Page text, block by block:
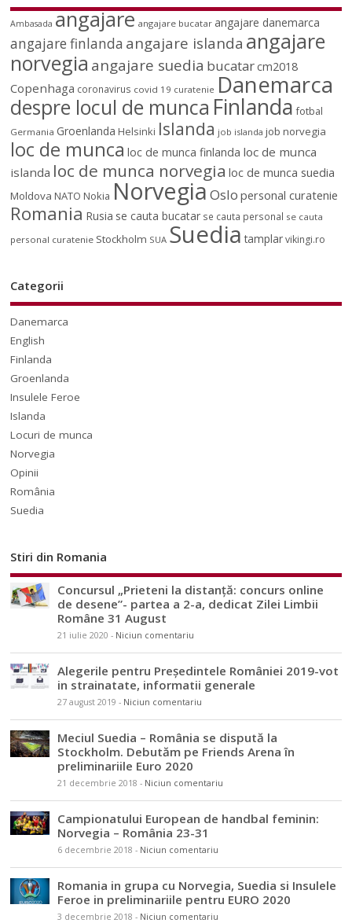
Ambasada angajare angajare bucatar angajare danemarca
angajare finlanda angajare islanda angajare
norvegia angajare suedia bucatarcm2018
Copenhaga coronavirus covid 19 curatenie Danemarca
despre locul de munca Finlanda fotbal
Germania Groenlanda Helsinki Islanda job islanda job norvegia
loc de munca loc de munca finlanda loc de munca
islanda loc de munca norvegia loc de munca suedia
Moldova NATO Nokia NorvegiaOslo personal curatenie
Romania Rusia se cauta bucatar se cauta personal se cauta
personal curatenie Stockholm SUA Suedia tamplar vikingi.ro
Categorii
Danemarca
English
Finlanda
Groenlanda
Insulele Feroe
Islanda
Locuri de munca
Norvegia
Opinii
România
Suedia
Stiri din Romania
Concursul „Prieteni la distanță: concurs online
de desene”- partea a 2-a, dedicat Zilei Limbii
Române 31 August
21 iulie 2020 - Niciun comentariu
Alegerile pentru Președintele României 2019-vot
in strainatate, informatii generale
27 august 2019 - Niciun comentariu
Meciul Suedia – România se dispută la
Stockholm. Debutăm pe Friends Arena în
preliminariile Euro 2020
21 decembrie 2018 - Niciun comentariu
Campionatului European de handbal feminin:
Norvegia – România 23-31
6 decembrie 2018 - Niciun comentariu
Romania in grupa cu Norvegia, Suedia si Insulele
Feroe in preliminariile pentru EURO 2020
3 decembrie 2018 - Niciun comentariu